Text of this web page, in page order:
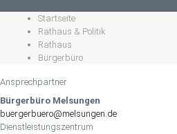
Startseite
Rathaus & Politik
Rathaus
Bürgerbüro
Ansprechpartner
Bürgerbüro Melsungen
buergerbuero@melsungen.de
Dienstleistungszentrum